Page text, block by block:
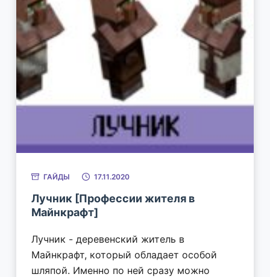
ГАЙДЫ 17.11.2020
Лучник [Профессии жителя в
Майнкрафт]
Лучник - деревенский житель в
Майнкрафт, который обладает особой
шляпой. Именно по ней сразу можно